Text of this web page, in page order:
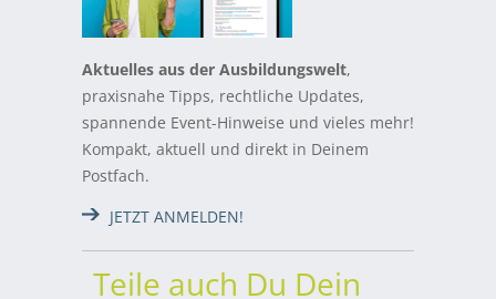
Aktuelles aus der Ausbildungswelt,
praxisnahe Tipps, rechtliche Updates,
spannende Event-Hinweise und vieles mehr!
Kompakt, aktuell und direkt in Deinem
Postfach.
JETZT ANMELDEN!
Teile auch Du Dein